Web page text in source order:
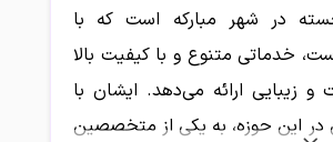
در شهر مبارکه است که با
خدماتی متنوع و با کیفیت بالا
زیبایی ارائه می‌دهد. ایشان با
در این حوزه، به یکی از متخصصین